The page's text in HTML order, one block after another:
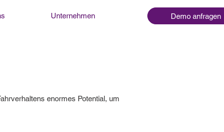
Unternehmen Demo anfragen
enormes Potential, um